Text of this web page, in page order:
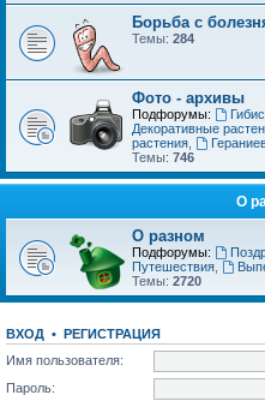
Борьба с
Темы: 284
Фото - архивы
Подфорумы:
Декоративные
растения
Темы: 746
О
О разном
Подфорумы:
Путешествия
Темы: 2720
ВХОД • РЕГИСТРАЦИЯ
Имя пользователя:
Пароль: